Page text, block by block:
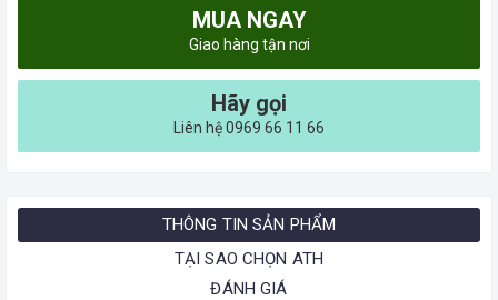
MUA NGAY
Giao hàng tận nơi
Hãy gọi
Liên hệ 0969 66 11 66
THÔNG TIN SẢN PHẨM
TẠI SAO CHỌN ATH
ĐÁNH GIÁ